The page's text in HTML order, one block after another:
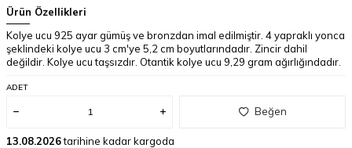
Ürün Özellikleri
Kolye ucu 925 ayar gümüş ve bronzdan imal edilmiştir. 4 yapraklı yonca
şeklindeki kolye ucu 3 cm'ye 5,2 cm boyutlarındadır. Zincir dahil
değildir. Kolye ucu taşsızdır. Otantik kolye ucu 9,29 gram ağırlığındadır.
ADET
Beğen
13.08.2026tarihine kadar kargoda